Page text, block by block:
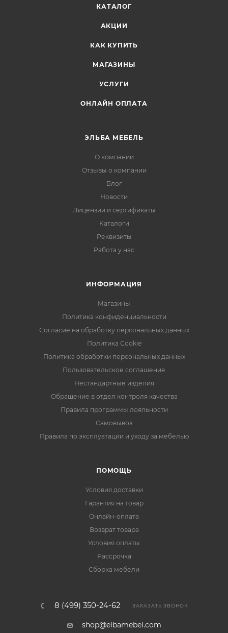
КАТАЛОГ
АКЦИИ
КАК КУПИТЬ
МАГАЗИНЫ
УСЛУГИ
ОНЛАЙН ОПЛАТА
ЭЛЬБА МЕБЕЛЬ
О компании
Отзывы о компании
Блог
Новости
Лицензии и сертификаты
Каталоги
Реквизиты
Работа у нас
ИНФОРМАЦИЯ
Магазины
Политика конфиденциальности
Согласие на обработку персональных данных
Политика Cookie
Политика обработки персональных данных
Пользовательское соглашение
Нестандартные изделия
Обращение в отдел контроля качества
Правила программы лояльности
Самовывоз
Правила по эксплуатации и уходу за мебелью
ПОМОЩЬ
Условия доставки
Гарантия на товар
Онлайн-оплата
Возврат товара
Условия оплаты
Рассрочка
Сборка мебели
8 (499) 350-24-62 ЗАКАЗАТЬ ЗВОНОК
shop@elbamebel.com